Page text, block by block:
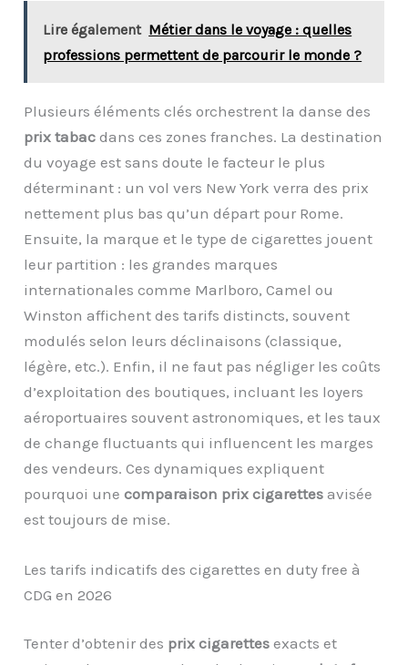
Lire également Métier dans le voyage : quelles
professions permettent de parcourir le monde ?
Plusieurs éléments clés orchestrent la danse des
prix tabac dans ces zones franches. La destination
du voyage est sans doute le facteur le plus
déterminant : un vol vers New York verra des prix
nettement plus bas qu’un départ pour Rome.
Ensuite, la marque et le type de cigarettes jouent
leur partition : les grandes marques
internationales comme Marlboro, Camel ou
Winston affichent des tarifs distincts, souvent
modulés selon leurs déclinaisons (classique,
légère, etc.). Enfin, il ne faut pas négliger les coûts
d’exploitation des boutiques, incluant les loyers
aéroportuaires souvent astronomiques, et les taux
de change fluctuants qui influencent les marges
des vendeurs. Ces dynamiques expliquent
pourquoi unecomparaison prix cigarettes avisée
est toujours de mise.
Les tarifs indicatifs des cigarettes en duty free à
CDG en 2026
Tenter d’obtenir des prix cigarettes exacts et